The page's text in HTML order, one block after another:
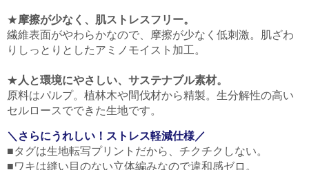
★摩擦が少なく、肌ストレスフリー。
繊維表面がやわらかなので、摩擦が少なく低刺激。肌ざわ
りしっとりとしたアミノモイスト加工。
★ 人と環境にやさしい、サステナブル素材。
原料はパルプ。植林木や間伐材から精製。生分解性の高い
セルロースでできた生地です。
＼さらにうれしい！ストレス軽減仕様／
■タグは生地転写プリントだから、チクチクしない。
■ワキは縫い目のない立体編みなので違和感ゼロ。